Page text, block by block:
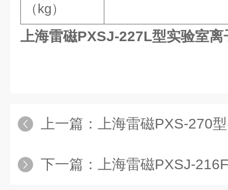
（kg）
上海雷磁PXSJ-227L型实验室离
上一篇： 上海雷磁PXS-270
下一篇： 上海雷磁PXSJ-